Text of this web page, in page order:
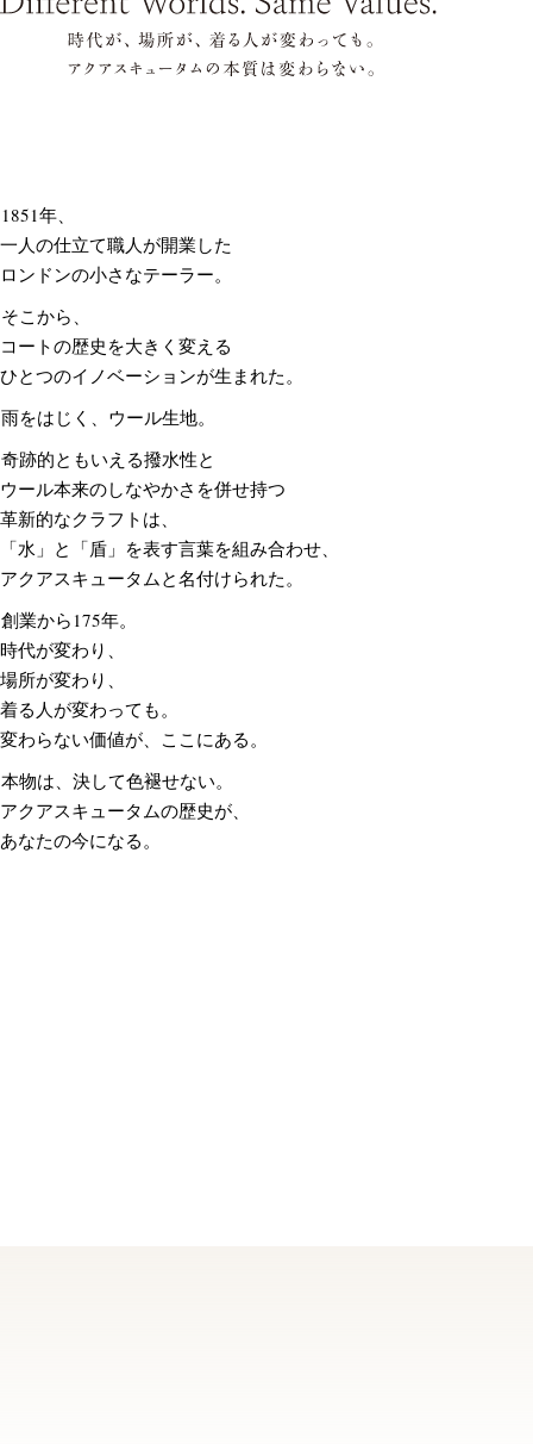
1851年、
一人の仕立て職人が開業した
ロンドンの小さなテーラー。
そこから、
コートの歴史を大きく変える
ひとつのイノベーションが生まれた。
雨をはじく、ウール生地。
奇跡的ともいえる撥水性と
ウール本来のしなやかさを併せ持つ
革新的なクラフトは、
「水」と「盾」を表す言葉を組み合わせ、
アクアスキュータムと名付けられた。
創業から175年。
時代が変わり、
場所が変わり、
着る人が変わっても。
変わらない価値が、ここにある。
本物は、決して色褪せない。
アクアスキュータムの歴史が、
あなたの今になる。